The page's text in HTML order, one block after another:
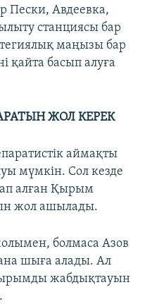
Пески, Авдеевка,
станциясы бар
маңызы бар
қайта басып алуға
ЖОЛ КЕРЕК
аймақты
мүмкін. Сол кезде
алған Қырым
жол ашылады.
болмаса Азов
шыға алады. Ал
жабдықтауын